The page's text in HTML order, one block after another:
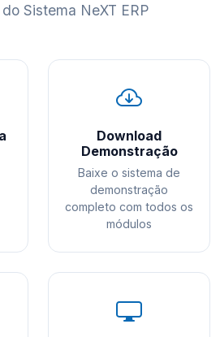
Sistema NeXT ERP
Download
Demonstração
Baixe o sistema de
demonstração
completo com todos os
módulos